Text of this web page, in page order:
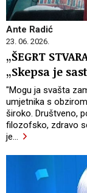
Ante Radić
23. 06. 2026.
„ŠEGRT
„Skepsa je
"Mogu ja svašta
umjetnika s
široko. Društveno,
filozofsko, zdravo
je…